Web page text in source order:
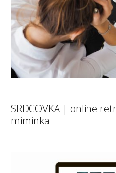
SRDCOVKA | online
miminka